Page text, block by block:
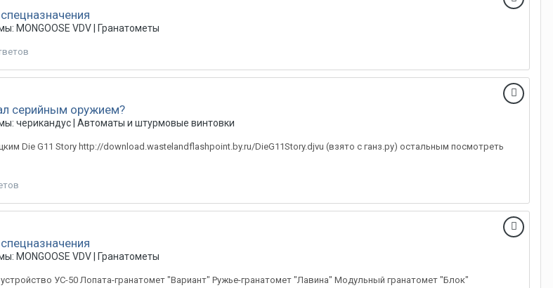
MONGOOSE VDV | Гранатометы
серийным оружием?
черикандус | Автоматы и штурмовые винтовки
Die G11 Story http://download.wastelandflashpoint.by.ru/DieG11Story.djvu (взято с ганз.ру) остальным посмотреть
MONGOOSE VDV | Гранатометы
УС-50 Лопата-гранатомет "Вариант" Ружье-гранатомет "Лавина" Модульный гранатомет "Блок"